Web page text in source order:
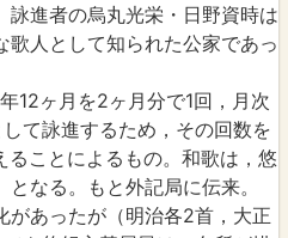
詠進者の烏丸光栄・日野資時は
人として知られた公家であっ
12ヶ月を2ヶ月分で1回，月次
て詠進するため，その回数を
ことによるもの。和歌は，悠
なる。もと外記局に伝来。
があったが（明治各2首，大正